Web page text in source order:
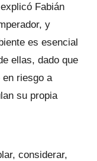
Fabián
y
es esencial
ellas, dado que
en riesgo a
su propia
considerar,